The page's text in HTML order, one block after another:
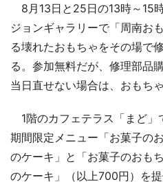
8月13日と25日の13時～15
ジョンギャラリーで「周南お
る壊れたおもちゃをその場で
る。参加無料だが、修理部品
当日直せない場合は、おもち
1階のカフェテラス「まど」
期間限定メニュー「お菓子の
のケーキ」と「お菓子のおも
のケーキ」（以上700円）を提